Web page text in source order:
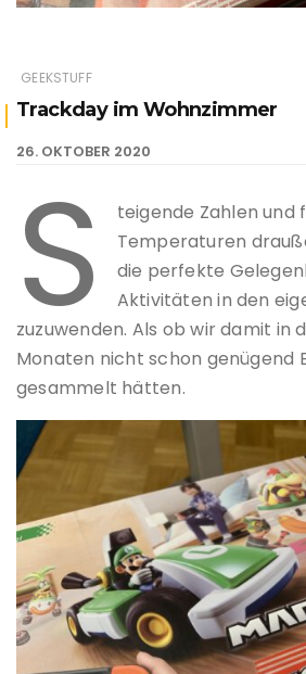
GEEKSTUFF
Trackday im Wohnzimmer
26. OKTOBER 2020
S
teigende Zahlen und
Temperaturen
die perfekte
Aktivitäten in den
zuzuwenden. Als ob wir damit in
Monaten nicht schon genügend
gesammelt hätten.